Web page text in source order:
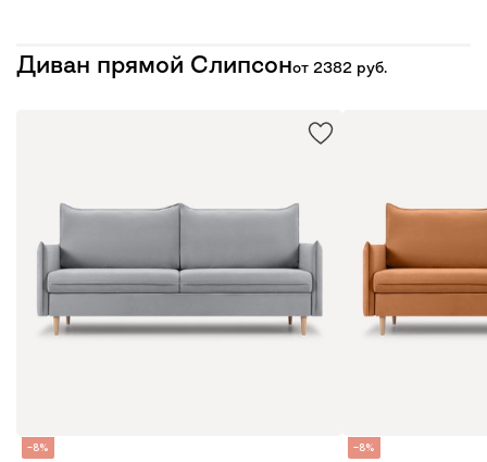
Диван прямой Слипсонот 2382
8 8